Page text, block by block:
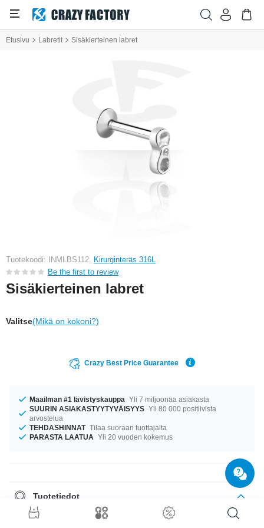
Etusivu Labretit Sisäkierteinen labret
Tuotekoodi: INMLBS112, Kirurginteräs 316L
Be the first to review
Sisäkierteinen labret
Valitse(Mikä on kokoni?)
Crazy Best Price Guarantee
Maailman #1 lävistyskauppa Yli 7 miljoonaa asiakasta
SUURIN ASIAKASTYYTYVÄISYYS Yli 80 000 positiivista
arvostelua
TEHDASHINNAT Tilaa suoraan tuottajalta
PARASTA LAATUA Yli 20 vuoden kokemus
Tuotetiedot
Tuote odottaa sinua koossa 1.2 mm. Oli kokosi mikä tahansa, meiltä
löytyy. Saatavana pituuksissa 5 mm–12 mm. hieno tuote on juuri sitä, mitä